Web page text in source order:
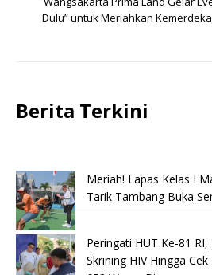
Dulu” untuk Meriahkan
Berita Terkini
Meriah! Lapas Kelas I
Tarik Tambang Buka
Peringati HUT Ke-81
Skrining HIV Hingga